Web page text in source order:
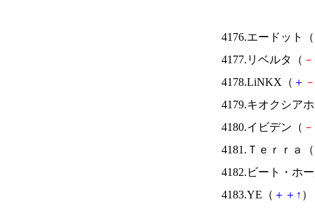
4176.エードット（
4177.リベルタ（ －
4178.LiNKX（ ＋ －
4179.キオクシア
4180.イビデン（ －
4181.Ｔｅｒｒａ（
4182.ビート・ホ
4183.YE（ ＋ ＋ ↑ ）